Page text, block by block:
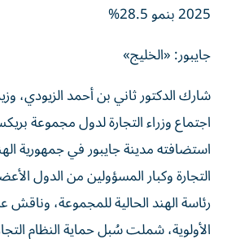
2025 بنمو 28.5%
جايبور: «الخليج»
شارك الدكتور ثاني بن أحمد الزيودي،
استضافته مدينة جايبور في جمهورية
التجارة وكبار المسؤولين من الدول
رئاسة الهند الحالية للمجموعة،
الأولوية، شملت سُبل حماية النظام